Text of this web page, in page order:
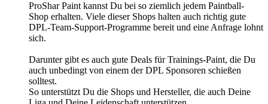
ProShar Paint kannst Du bei so ziemlich jedem Paintball-
Shop erhalten. Viele dieser Shops halten auch richtig gute
DPL-Team-Support-Programme bereit und eine Anfrage lohnt
sich.
Darunter gibt es auch gute Deals für Trainings-Paint, die Du
auch unbedingt von einem der DPL Sponsoren schießen
solltest.
So unterstützt Du die Shops und Hersteller, die auch Deine